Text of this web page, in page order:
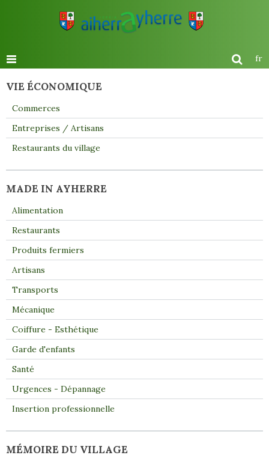
fr
VIE ÉCONOMIQUE
Commerces
Entreprises / Artisans
Restaurants du village
MADE IN AYHERRE
Alimentation
Restaurants
Produits fermiers
Artisans
Transports
Mécanique
Coiffure - Esthétique
Garde d'enfants
Santé
Urgences - Dépannage
Insertion professionnelle
MÉMOIRE DU VILLAGE